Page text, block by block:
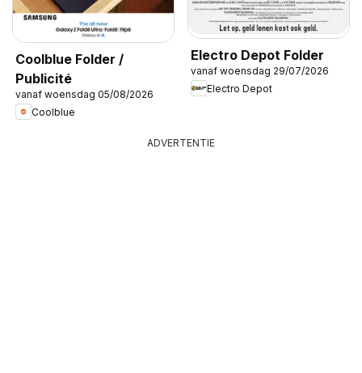
Coolblue Folder /
Publicité
vanaf woensdag 05/08/2026
Coolblue
Electro Depot Folder
vanaf woensdag 29/07/2026
Electro Depot
ADVERTENTIE